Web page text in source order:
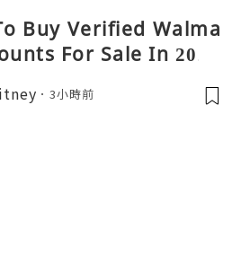
Buy Verified Walma
For Sale In 2026
3小時前